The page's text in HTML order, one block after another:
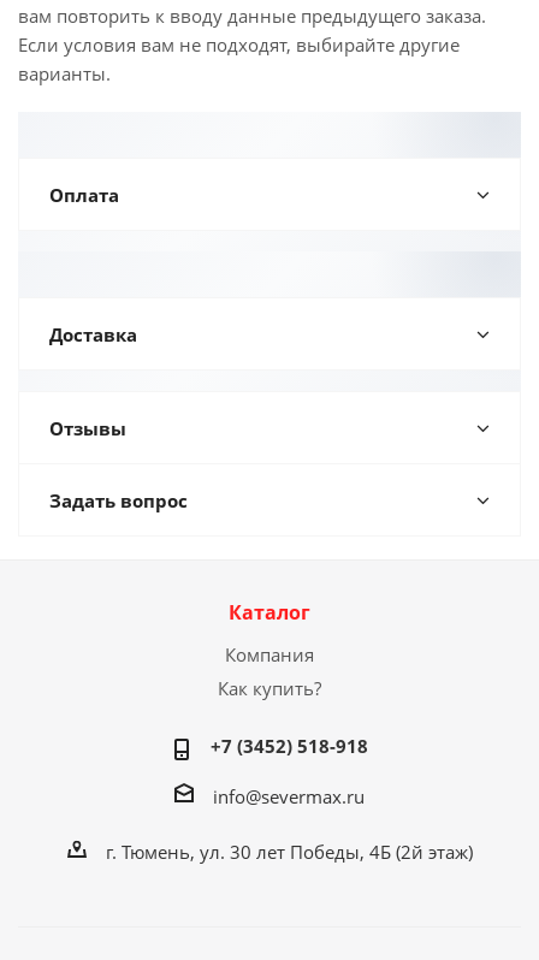
вам повторить к вводу данные предыдущего заказа.
Если условия вам не подходят, выбирайте другие
варианты.
Оплата
Доставка
Отзывы
Задать вопрос
Каталог
Компания
Как купить?
+7 (3452) 518-918
info@severmax.ru
г. Тюмень, ул. 30 лет Победы, 4Б (2й этаж)